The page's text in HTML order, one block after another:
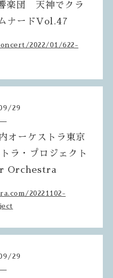
楽団 天神でクラ
ナードVol.47
2022/01/622-
/29
オーケストラ東京
ラ・プロジェクト
Orchestra
20221102-
/29